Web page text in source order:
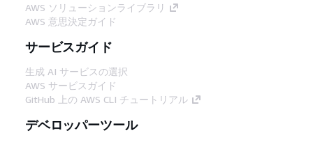
AWS ソリューションライブラリ
AWS 意思決定ガイド
サービスガイド
生成 AI サービスの選択
AWS サービスガイド
GitHub 上の AWS CLI チュートリアル
デベロッパーツール